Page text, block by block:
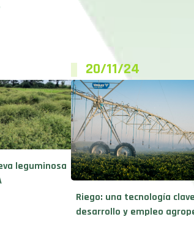
leguminosa
20/11/24
Riego: una tecnología
desarrollo y empleo